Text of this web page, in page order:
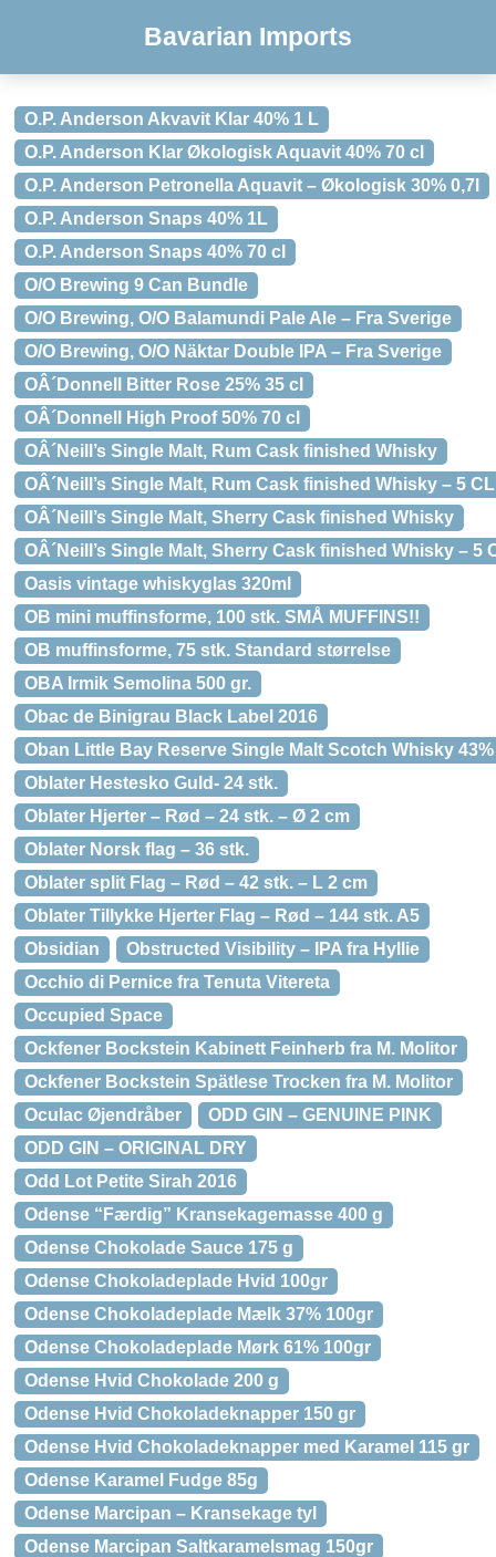
Bavarian Imports
O.P. Anderson Akvavit Klar 40% 1 L
O.P. Anderson Klar Økologisk Aquavit 40% 70 cl
O.P. Anderson Petronella Aquavit – Økologisk 30% 0,7l
O.P. Anderson Snaps 40% 1L
O.P. Anderson Snaps 40% 70 cl
O/O Brewing 9 Can Bundle
O/O Brewing, O/O Balamundi Pale Ale – Fra Sverige
O/O Brewing, O/O Näktar Double IPA – Fra Sverige
OÂ´Donnell Bitter Rose 25% 35 cl
OÂ´Donnell High Proof 50% 70 cl
OÂ´Neill’s Single Malt, Rum Cask finished Whisky
OÂ´Neill’s Single Malt, Rum Cask finished Whisky – 5
OÂ´Neill’s Single Malt, Sherry Cask finished Whisky
OÂ´Neill’s Single Malt, Sherry Cask finished Whisky – 5
Oasis vintage whiskyglas 320ml
OB mini muffinsforme, 100 stk. SMÅ MUFFINS!!
OB muffinsforme, 75 stk. Standard størrelse
OBA Irmik Semolina 500 gr.
Obac de Binigrau Black Label 2016
Oban Little Bay Reserve Single Malt Scotch Whisky
Oblater Hestesko Guld- 24 stk.
Oblater Hjerter – Rød – 24 stk. – Ø 2 cm
Oblater Norsk flag – 36 stk.
Oblater split Flag – Rød – 42 stk. – L 2 cm
Oblater Tillykke Hjerter Flag – Rød – 144 stk. A5
Obsidian
Obstructed Visibility – IPA fra Hyllie
Occhio di Pernice fra Tenuta Vitereta
Occupied Space
Ockfener Bockstein Kabinett Feinherb fra M. Molitor
Ockfener Bockstein Spätlese Trocken fra M. Molitor
Oculac Øjendråber
ODD GIN – GENUINE PINK
ODD GIN – ORIGINAL DRY
Odd Lot Petite Sirah 2016
Odense “Færdig” Kransekagemasse 400 g
Odense Chokolade Sauce 175 g
Odense Chokoladeplade Hvid 100gr
Odense Chokoladeplade Mælk 37% 100gr
Odense Chokoladeplade Mørk 61% 100gr
Odense Hvid Chokolade 200 g
Odense Hvid Chokoladeknapper 150 gr
Odense Hvid Chokoladeknapper med Karamel 115 gr
Odense Karamel Fudge 85g
Odense Marcipan – Kransekage tyl
Odense Marcipan Saltkaramelsmag 150gr